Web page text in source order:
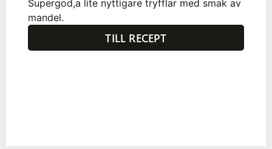
Supergod,a lite nyttigare tryfflar med smak av
mandel.
TILL RECEPT